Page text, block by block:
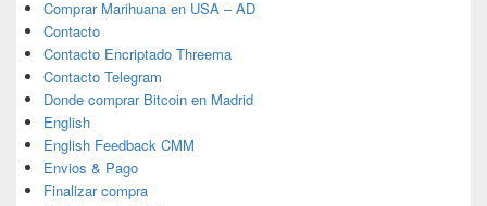
Comprar Marihuana en USA – AD
Contacto
Contacto Encriptado Threema
Contacto Telegram
Donde comprar Bitcoin en Madrid
English
English Feedback CMM
Envios & Pago
Finalizar compra